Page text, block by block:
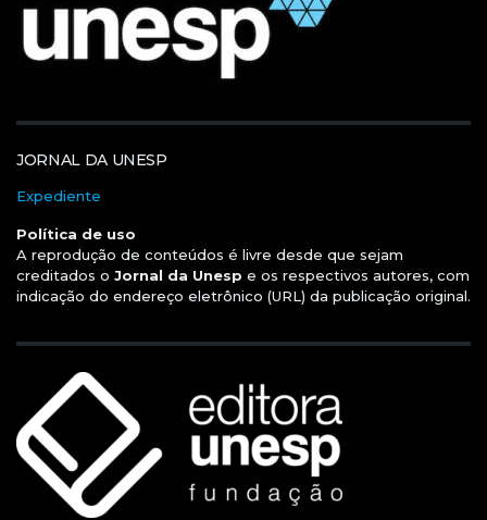
JORNAL DA UNESP
Expediente
Política de uso
A reprodução de conteúdos é livre desde que sejam
creditados o Jornal da Unesp e os respectivos autores, com
indicação do endereço eletrônico (URL) da publicação original.